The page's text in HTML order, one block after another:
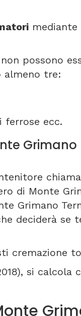
mediante
possono
almeno tre:
ferrose ecc.
Grimano
di Monte
Grimano
deciderà se
cremazione
si calcola